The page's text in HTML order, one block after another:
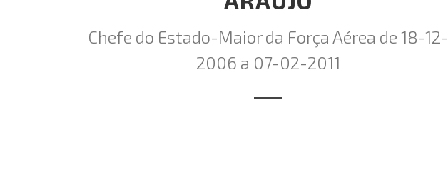
Chefe do Estado-Maior da Força Aérea de 18-12-
2006 a 07-02-2011